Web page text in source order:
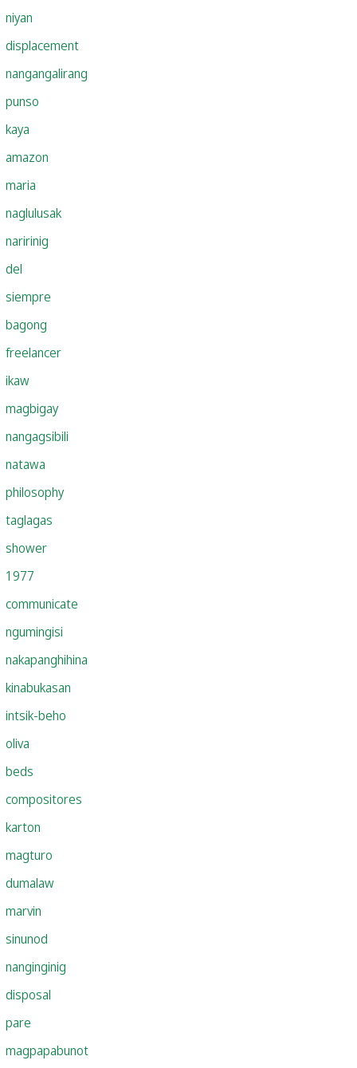
niyan
displacement
nangangalirang
punso
kaya
amazon
maria
naglulusak
naririnig
del
siempre
bagong
freelancer
ikaw
magbigay
nangagsibili
natawa
philosophy
taglagas
shower
1977
communicate
ngumingisi
nakapanghihina
kinabukasan
intsik-beho
oliva
beds
compositores
karton
magturo
dumalaw
marvin
sinunod
nanginginig
disposal
pare
magpapabunot